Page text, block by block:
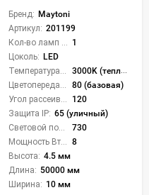
Бренд: Maytoni
Артикул: 201199
Кол-во ламп или LED: 1
Цоколь: LED
Температура света:
3000K (теплый)
Цветопередача (CRI):
80 (базовая)
Угол рассеивания света °:
120
Защита IP: 65 (уличный)
Световой поток Лм/м:
730
Мощность Вт/м: 8
Высота: 4.5 мм
Длина: 50000 мм
Ширина: 10 мм